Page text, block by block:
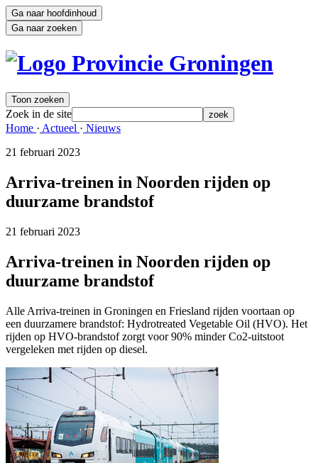
Ga naar hoofdinhoud
Ga naar zoeken
Toon zoeken
Zoek in de site zoek
Home · Actueel · Nieuws
21 februari 2023
Arriva-treinen in Noorden rijden op
duurzame brandstof
21 februari 2023
Arriva-treinen in Noorden rijden op
duurzame brandstof
Alle Arriva-treinen in Groningen en Friesland rijden voortaan op
een duurzamere brandstof: Hydrotreated Vegetable Oil (HVO). Het
rijden op HVO-brandstof zorgt voor 90% minder Co2-uitstoot
vergeleken met rijden op diesel.